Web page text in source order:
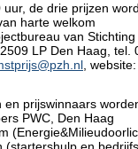
de drie prijzen
harte welkom
van Stichting
LP Den Haag, tel.
, website:
prijswinnaars
PWC, Den Haag